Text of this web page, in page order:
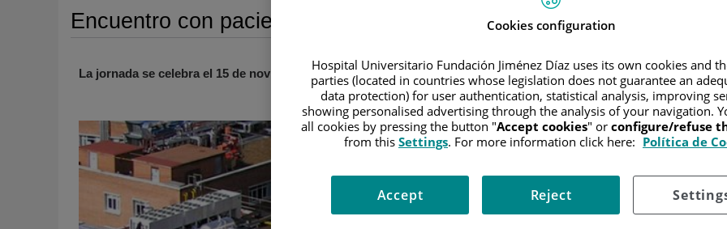
Encuentro con pacientes sobre la biopsia líquida en cáncer
La jornada se celebra el 15 de noviembre en el Aula Eloy López del Hospital Universitario Fundación Jiménez Díaz
7 de noviembre de
Cookies configuration
Hospital Universitario Fundación Jiménez Díaz uses its own cookies and
parties (located in countries whose legislation does not guarantee an
data protection) for user authentication, statistical analysis, improving
showing personalised advertising through the analysis of your navigation.
all cookies by pressing the button "Accept cookies" or configure/refuse
from this Settings. For more information click here: Política de
Reject
Accept